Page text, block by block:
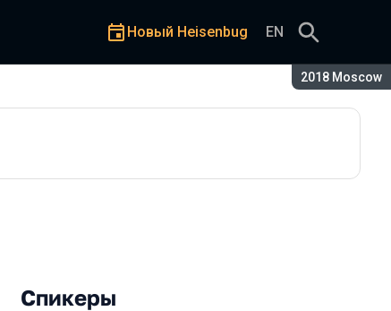
Сезон:
2018 Moscow
Новый Heisenbug EN
мобильных интерфейсов
Спикеры